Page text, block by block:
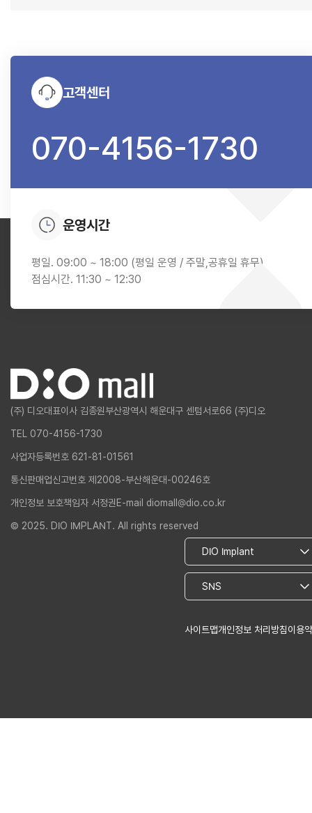
고객센터
070-4156-1730
운영시간
평일. 09:00 ~ 18:00 (평일 운영 / 주말,공휴일 휴무)
점심시간. 11:30 ~ 12:30
(주) 디오대표이사 김종원부산광역시 해운대구 센텀서로66 (주)디오
TEL 070-4156-1730
사업자등록번호 621-81-01561
통신판매업신고번호 제2008-부산해운대-00246호
개인정보 보호책임자 서정권 E-mail diomall@dio.co.kr
© 2025. DIO IMPLANT. All rights reserved
사이트맵개인정보 처리방침이용